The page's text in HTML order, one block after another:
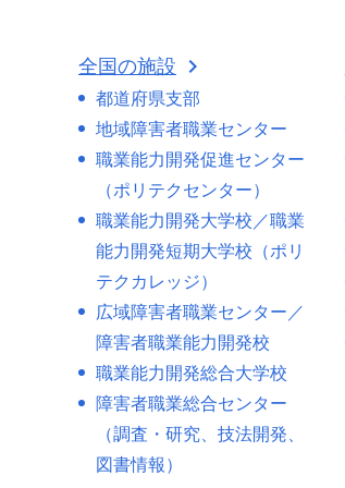
全国の施設
都道府県支部
地域障害者職業センター
職業能力開発促進センター
（ポリテクセンター）
職業能力開発大学校／職業
能力開発短期大学校（ポリ
テクカレッジ）
広域障害者職業センター／
障害者職業能力開発校
職業能力開発総合大学校
障害者職業総合センター
（調査・研究、技法開発、
図書情報）